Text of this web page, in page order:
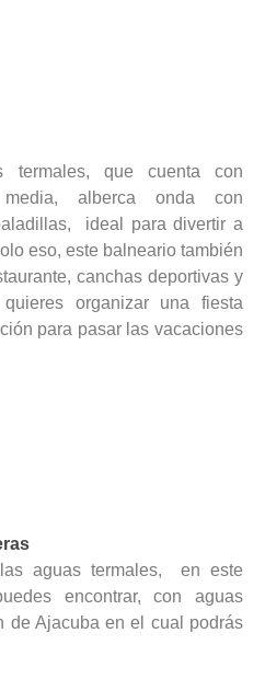
termales, que cuenta con
media, alberca onda con
ideal para divertir a
eso, este balneario también
canchas deportivas y
organizar una fiesta
para pasar las vacaciones
aguas termales, en este
encontrar, con aguas
de Ajacuba en el cual podrás